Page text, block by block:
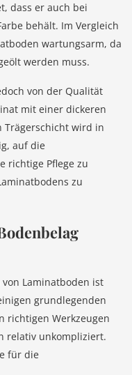
dass er auch bei
behält. Im Vergleich
wartungsarm, da
werden muss.
von der Qualität
mit einer dickeren
Trägerschicht wird in
auf die
richtige Pflege zu
zu
Laminatboden ist
grundlegenden
richtigen Werkzeugen
relativ unkompliziert.
für die